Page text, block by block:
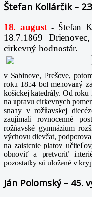
Štefan Kollárčik –
18. august -
Štefan
18.7.1869
cirkevný hodnostár.
v Sabinove, Prešove,
roku 1834 bol menovaný
košickej katedrály. Od roku
na úpravu cirkevných
snahy v rožňavskej
zaujímali rovnocenné
rožňavské gymnázium
výchovu dievčat,
na zaistenie platov
obnoviť a pretvoriť
pozostatky sú uložené v
Ján Polomský – 45.